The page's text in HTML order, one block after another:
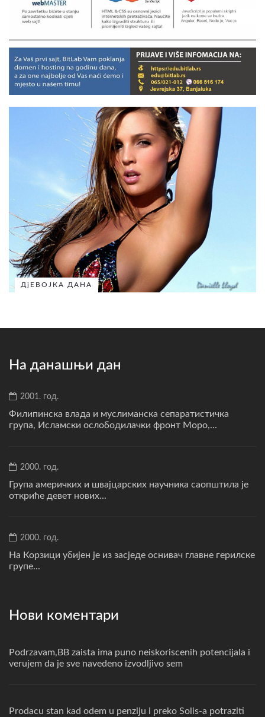
ДјЕВОЈКА ДАНА
На данашњи дан
2001. год.
Филипинска влада и муслиманска сепаратистичка
група, Исламски ослободилачки фронт Моро,...
2000. год.
Група америчких и швајцарских научника саопштила је
откриће девет нових...
2000. год.
На Корзици убијен је из засједе оснивач главне герилске
групе...
Нови коментари
Podrzavam,BB zaista ima puno neiskoriscenih potencijala i
verujem da je sve navedeno izvodljivo sem
Prodacu stan kad odem u penziju i preko Solis-a potraziti